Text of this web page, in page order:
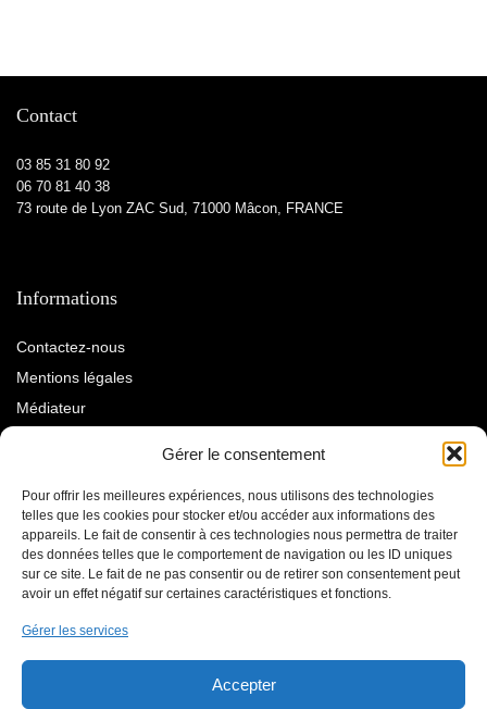
Gérer le consentement
Pour offrir les meilleures expériences, nous utilisons des technologies
telles que les cookies pour stocker et/ou accéder aux informations des
appareils. Le fait de consentir à ces technologies nous permettra de traiter
des données telles que le comportement de navigation ou les ID uniques
sur ce site. Le fait de ne pas consentir ou de retirer son consentement peut
avoir un effet négatif sur certaines caractéristiques et fonctions.
Gérer les services
Accepter
Contact
03 85 31 80 92
06 70 81 40 38
73 route de Lyon ZAC Sud, 71000 Mâcon, FRANCE
Informations
Contactez-nous
Mentions légales
Médiateur
Qui sommes-nous ?
Le blog
Nos services